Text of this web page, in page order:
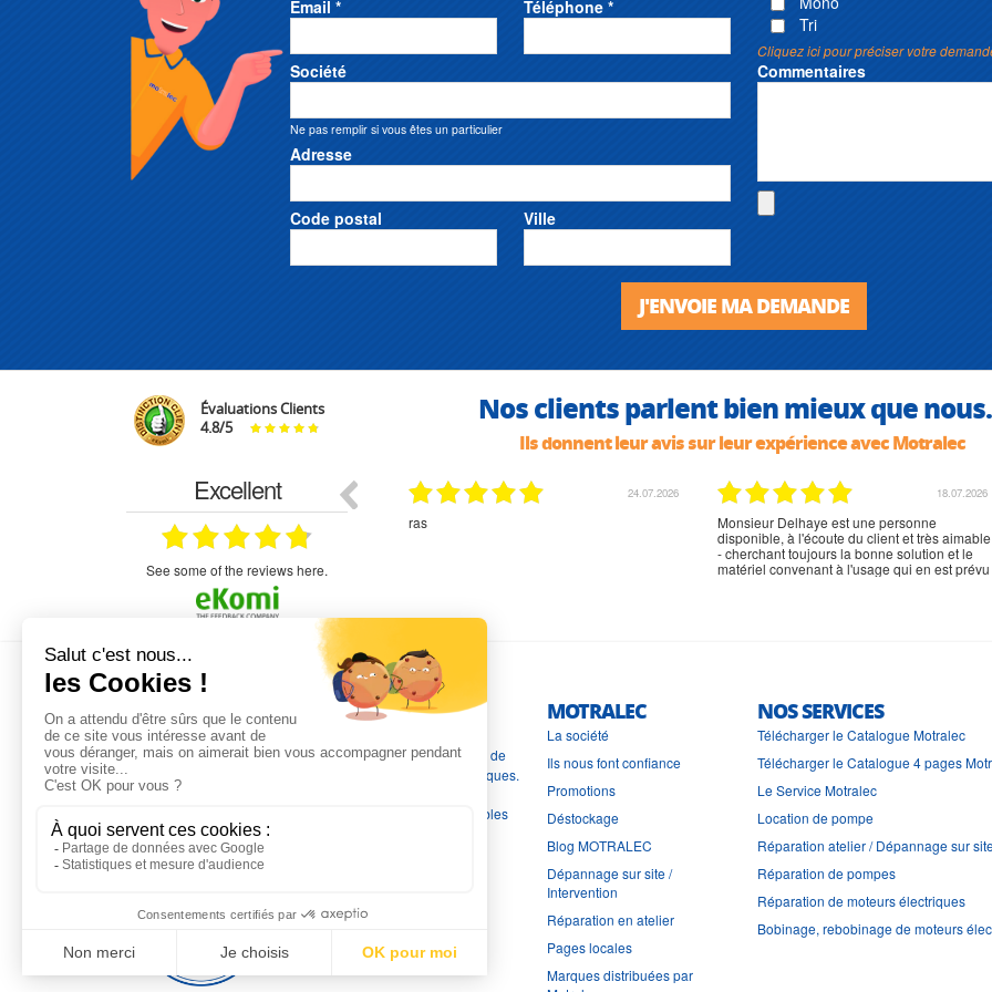
Email * Téléphone *
Société
Ne pas remplir si vous êtes un particulier
Adresse
Code postal Ville
Tri
Cliquez ici pour préciser votre
Commentaires
J'ENVOIE MA DEMANDE
Évaluations Clients
4.8/5 Nos clients parlent bien mieux que
Ils donnent leur avis sur leur expérience avec Motralec
Excellent
see some of the reviews here.
29.03.2026
bonjour commande pompe puit malgré un
appel en dehors des heures d ouverture votre
commercial a géré ma demande le devis reçu
immédiatement un fois le paiement effectue la
commande a été valider l envoi a été un peu
long mais dans l ensemble très satisfait
24.07.2026
ras
18.07.2026
Monsieur Delhaye est une personne
disponible, à l'écoute du client et très aimable
- cherchant toujours la bonne solution et le
matériel convenant à l'usage qui en est prévu
L'EXPERTISE MOTRALEC
Depuis 1976, nous sommes
Franceen pompes de relevage, station de relevage, pompe de
chauffage, suppression, forage, immergée et moteurs électriques.
Nous assurons
, tout en travaillant avec les marques les plus fiables
du marché.
MOTRALEC
La société
Ils nous font confiance
Promotions
Déstockage
Blog MOTRALEC
Dépannage sur site /
Intervention
Réparation en atelier
Pages locales
Marques distribuées par
NOS SERVICES
Télécharger le Catalogue Motralec
Télécharger le Catalogue 4 pages
Le Service Motralec
Location de pompe
Réparation atelier / Dépannage sur
Réparation de pompes
Réparation de moteurs électriques
Bobinage, rebobinage de moteurs